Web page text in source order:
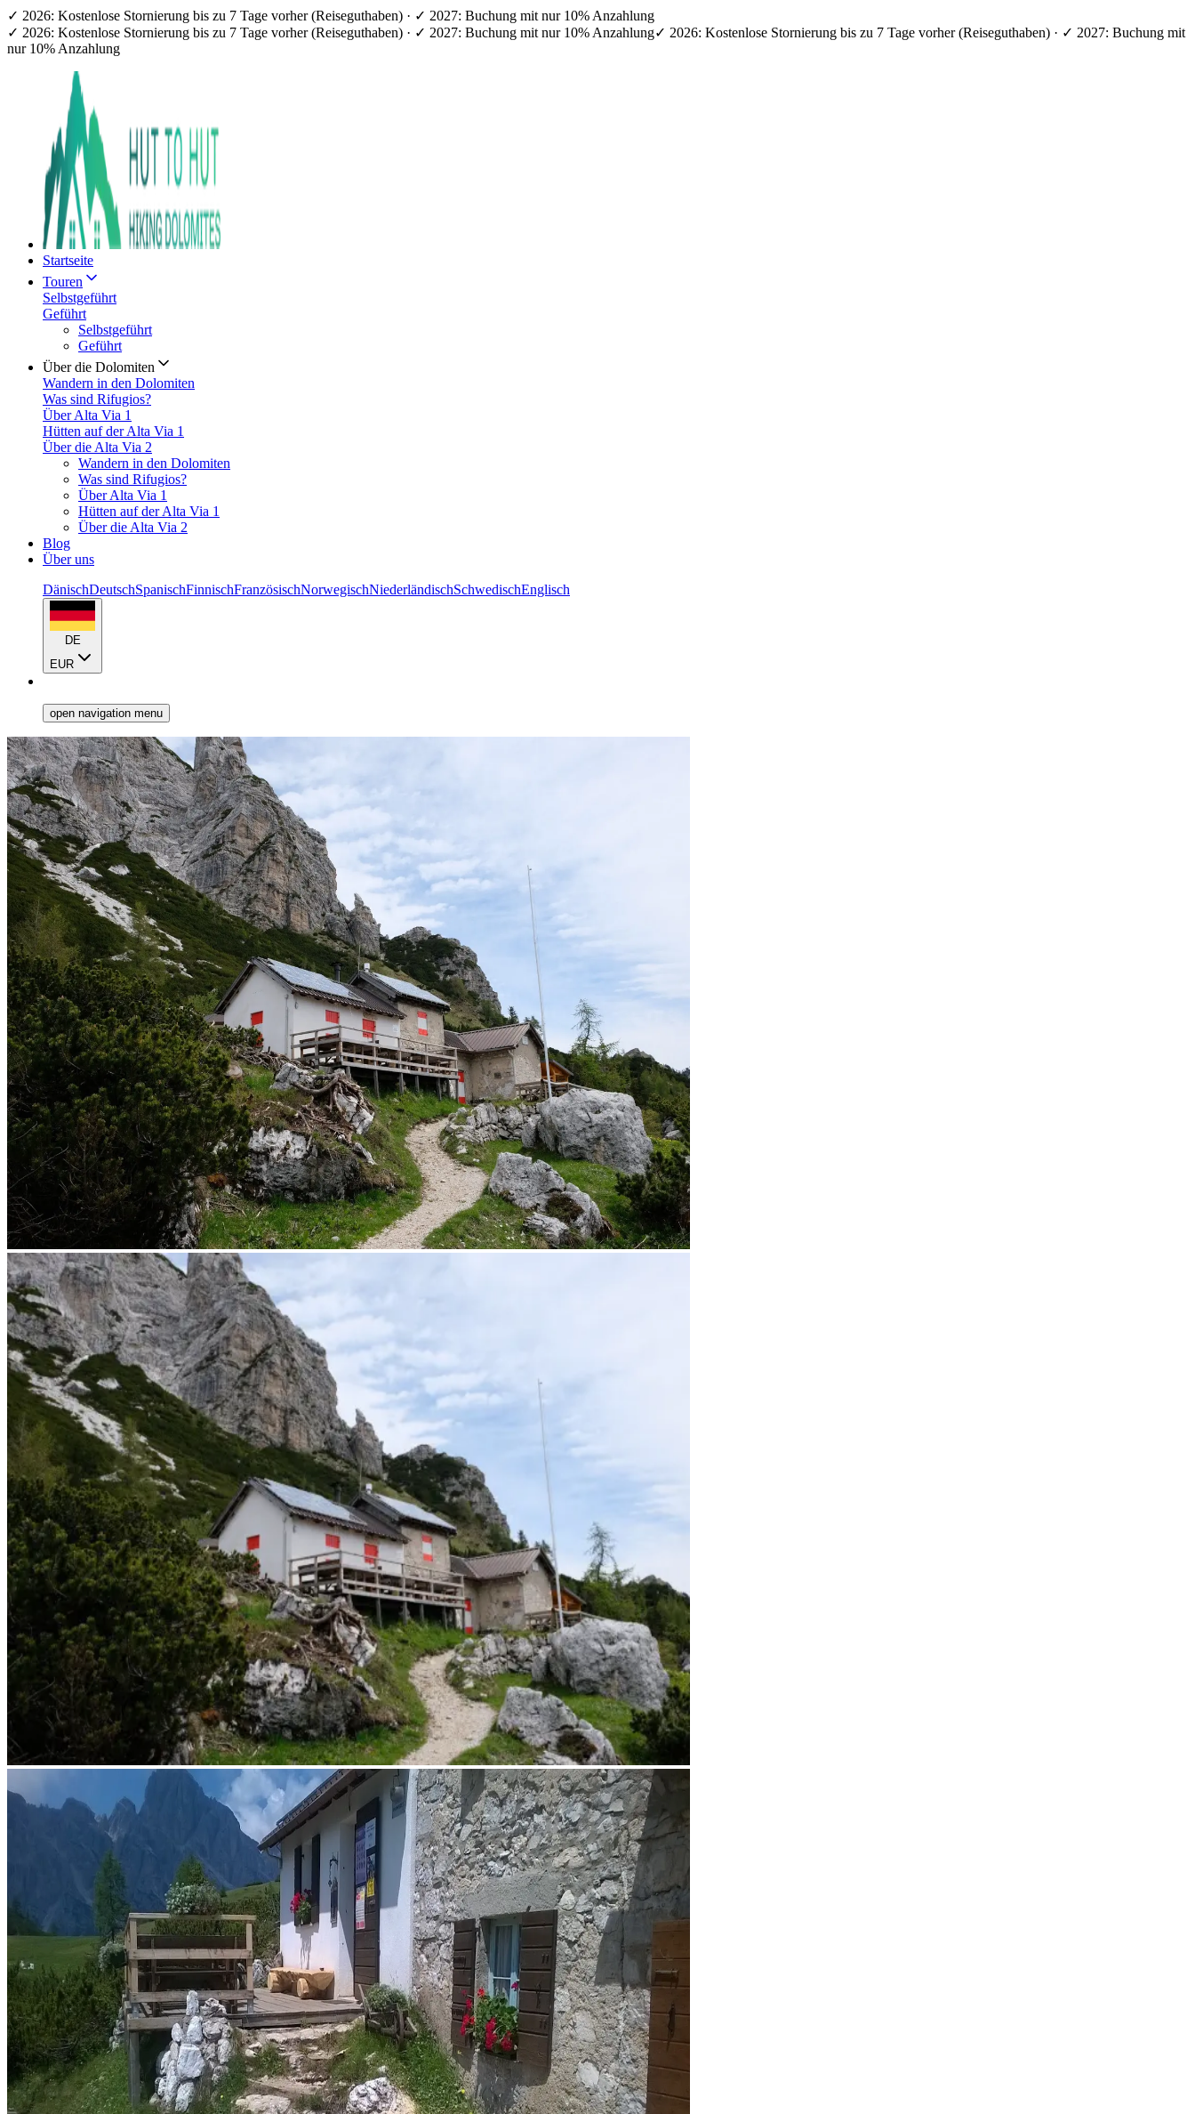
✓ 2026: Kostenlose Stornierung bis zu 7 Tage vorher (Reiseguthaben) · ✓ 2027: Buchung mit nur 10% Anzahlung
✓ 2026: Kostenlose Stornierung bis zu 7 Tage vorher (Reiseguthaben) · ✓ 2027: Buchung mit nur 10% Anzahlung✓ 2026: Kostenlose Stornierung bis zu 7 Tage vorher (Reiseguthaben) · ✓ 2027: Buchung mit
nur 10% Anzahlung
Startseite
Touren
Selbstgeführt
Geführt
Selbstgeführt
Geführt
Über die Dolomiten
Wandern in den Dolomiten
Was sind Rifugios?
Über Alta Via 1
Hütten auf der Alta Via 1
Über die Alta Via 2
Wandern in den Dolomiten
Was sind Rifugios?
Über Alta Via 1
Hütten auf der Alta Via 1
Über die Alta Via 2
Blog
Über uns
DänischDeutschSpanischFinnischFranzösischNorwegischNiederländischSchwedischEnglisch
DE
EUR
open navigation menu